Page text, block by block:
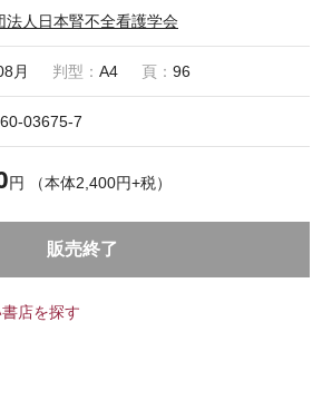
法人日本腎不全看護学会
月 判型： A4 頁： 96
03675-7
円 （本体2,400円+税）
販売終了
店を探す